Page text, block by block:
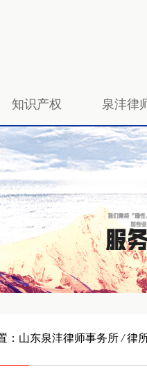
知识产权 泉沣律
： 山东泉沣律师事务所 / 律